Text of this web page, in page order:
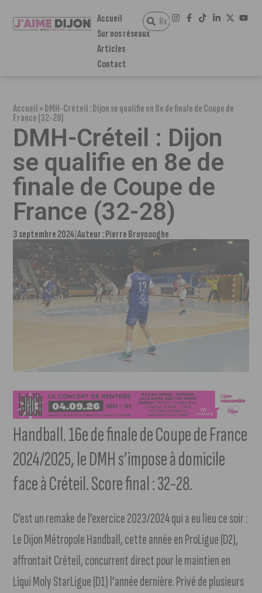
Accueil
Sur nos réseaux
Articles
Contact
Accueil»DMH-Créteil : Dijon se qualifie en 8e de finale de Coupe de
France (32-28)
DMH-Créteil : Dijon
se qualifie en 8e de
finale de Coupe de
France (32-28)
3 septembre 2024 Auteur :Pierre Bruynooghe
Handball. 16e de finale de Coupe de France
2024/2025, le DMH s’impose à domicile
face à Créteil. Score final : 32-28.
C’est un remake de l’exercice 2023/2024 qui a eu lieu ce soir :
Le Dijon Métropole Handball, cette année en ProLigue (D2),
affrontait Créteil, concurrent direct pour le maintien en
Liqui Moly StarLigue (D1) l’année dernière. Privé de plusieurs